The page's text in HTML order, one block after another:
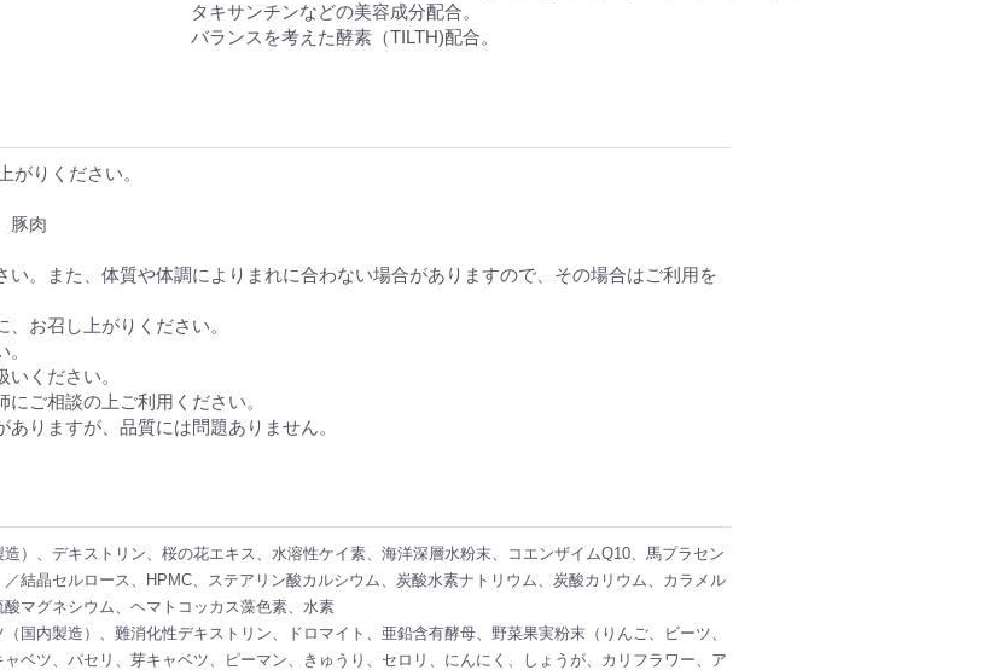
タキサンチンなどの美容成分配合。
バランスを考えた酵素（TILTH)配合。
がりください。
豚肉
。また、体質や体調によりまれに合わない場合がありますので、その場合はご利用を
お召し上がりください。
ください。
ご相談の上ご利用ください。
りますが、品質には問題ありません。
）、デキストリン、桜の花エキス、水溶性ケイ素、海洋深層水粉末、コエンザイムQ10、馬プラセン
結晶セルロース、HPMC、ステアリン酸カルシウム、炭酸水素ナトリウム、炭酸カリウム、カラメル
マグネシウム、ヘマトコッカス藻色素、水素
国内製造）、難消化性デキストリン、ドロマイト、亜鉛含有酵母、野菜果実粉末（りんご、ビーツ、
ベツ、パセリ、芽キャベツ、ピーマン、きゅうり、セロリ、にんにく、しょうが、カリフラワー、ア